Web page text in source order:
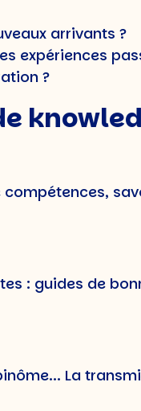
arrivants ?
expériences
?
: guides de
La